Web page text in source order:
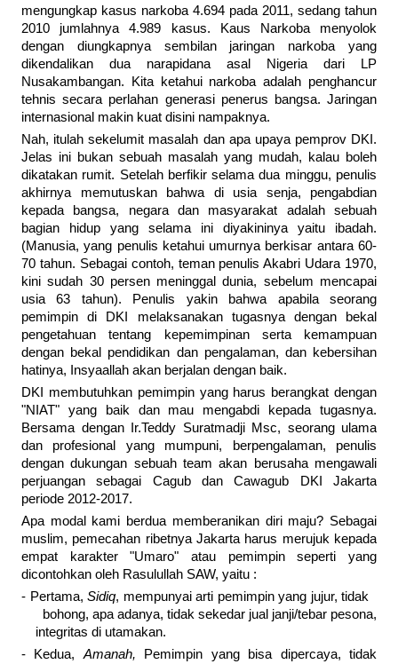
mengungkap kasus narkoba 4.694 pada 2011, sedang tahun
2010 jumlahnya 4.989 kasus. Kaus Narkoba menyolok
dengan diungkapnya sembilan jaringan narkoba yang
dikendalikan dua narapidana asal Nigeria dari LP
Nusakambangan. Kita ketahui narkoba adalah penghancur
tehnis secara perlahan generasi penerus bangsa. Jaringan
internasional makin kuat disini nampaknya.
Nah, itulah sekelumit masalah dan apa upaya pemprov DKI.
Jelas ini bukan sebuah masalah yang mudah, kalau boleh
dikatakan rumit. Setelah berfikir selama dua minggu, penulis
akhirnya memutuskan bahwa di usia senja, pengabdian
kepada bangsa, negara dan masyarakat adalah sebuah
bagian hidup yang selama ini diyakininya yaitu ibadah.
(Manusia, yang penulis ketahui umurnya berkisar antara 60-
70 tahun. Sebagai contoh, teman penulis Akabri Udara 1970,
kini sudah 30 persen meninggal dunia, sebelum mencapai
usia 63 tahun). Penulis yakin bahwa apabila seorang
pemimpin di DKI melaksanakan tugasnya dengan bekal
pengetahuan tentang kepemimpinan serta kemampuan
dengan bekal pendidikan dan pengalaman, dan kebersihan
hatinya, Insyaallah akan berjalan dengan baik.
DKI membutuhkan pemimpin yang harus berangkat dengan
"NIAT" yang baik dan mau mengabdi kepada tugasnya.
Bersama dengan Ir.Teddy Suratmadji Msc, seorang ulama
dan profesional yang mumpuni, berpengalaman, penulis
dengan dukungan sebuah team akan berusaha mengawali
perjuangan sebagai Cagub dan Cawagub DKI Jakarta
periode 2012-2017.
Apa modal kami berdua memberanikan diri maju? Sebagai
muslim, pemecahan ribetnya Jakarta harus merujuk kepada
empat karakter "Umaro" atau pemimpin seperti yang
dicontohkan oleh Rasulullah SAW, yaitu :
- Pertama, Sidiq, mempunyai arti pemimpin yang jujur, tidak
bohong, apa adanya, tidak sekedar jual janji/tebar pesona,
integritas di utamakan.
- Kedua,Amanah, Pemimpin yang bisa dipercaya, tidak